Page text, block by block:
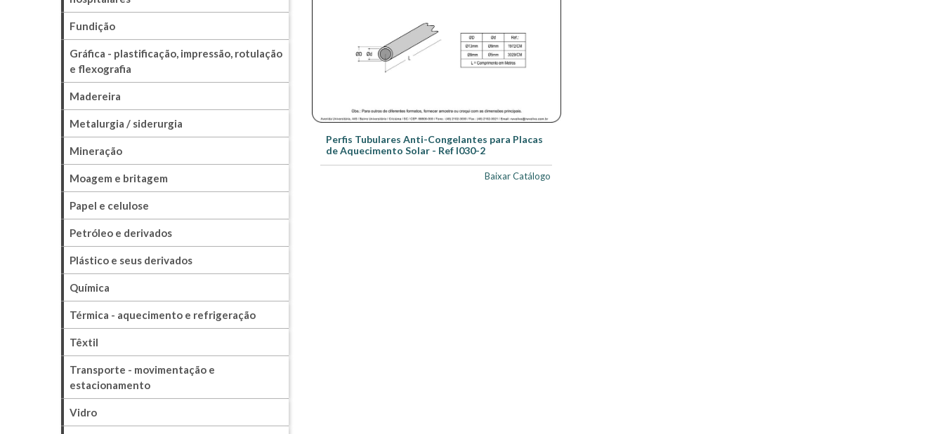
Fundição
Gráfica - plastificação, impressão, rotulação
e flexografia
Madereira
Metalurgia / siderurgia
Mineração
Moagem e britagem
Papel e celulose
Petróleo e derivados
Plástico e seus derivados
Química
Térmica - aquecimento e refrigeração
Têxtil
Transporte - movimentação e
estacionamento
Vidro
Perfis Tubulares Anti-Congelantes para Placas
de Aquecimento Solar - Ref I030-2
Baixar Catálogo